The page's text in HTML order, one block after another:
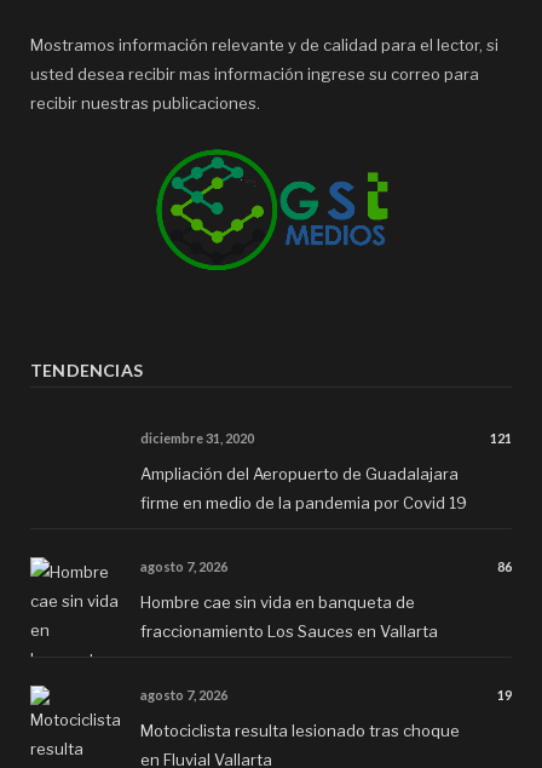
Mostramos información relevante y de calidad para el lector, si
usted desea recibir mas información ingrese su correo para
recibir nuestras publicaciones.
TENDENCIAS
diciembre 31, 2020 121
Ampliación del Aeropuerto de Guadalajara
firme en medio de la pandemia por Covid 19
agosto 7, 2026 86
Hombre cae sin vida en banqueta de
fraccionamiento Los Sauces en Vallarta
agosto 7, 2026 19
Motociclista resulta lesionado tras choque
en Fluvial Vallarta